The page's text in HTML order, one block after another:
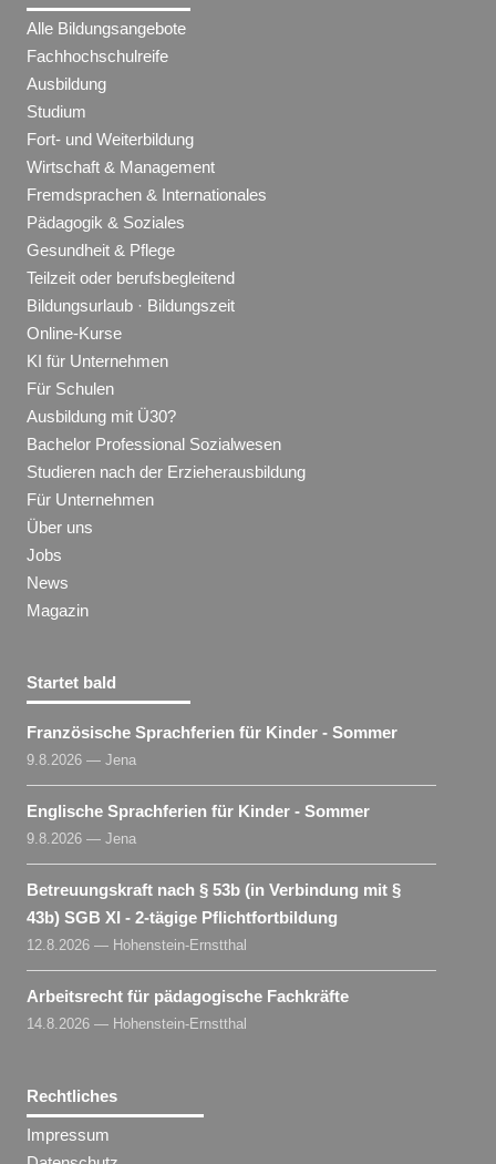
Alle Bildungsangebote
Fachhochschulreife
Ausbildung
Studium
Fort- und Weiterbildung
Wirtschaft & Management
Fremdsprachen & Internationales
Pädagogik & Soziales
Gesundheit & Pflege
Teilzeit oder berufsbegleitend
Bildungsurlaub · Bildungszeit
Online-Kurse
KI für Unternehmen
Für Schulen
Ausbildung mit Ü30?
Bachelor Professional Sozialwesen
Studieren nach der Erzieherausbildung
Für Unternehmen
Über uns
Jobs
News
Magazin
Startet bald
Französische Sprachferien für Kinder - Sommer
9.8.2026 — Jena
Englische Sprachferien für Kinder - Sommer
9.8.2026 — Jena
Betreuungskraft nach § 53b (in Verbindung mit §
43b) SGB XI - 2-tägige Pflichtfortbildung
12.8.2026 — Hohenstein-Ernstthal
Arbeitsrecht für pädagogische Fachkräfte
14.8.2026 — Hohenstein-Ernstthal
Rechtliches
Impressum